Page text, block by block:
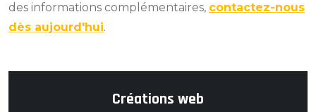
des informations complémentaires, contactez-nous
dès aujourd'hui.
Créations web